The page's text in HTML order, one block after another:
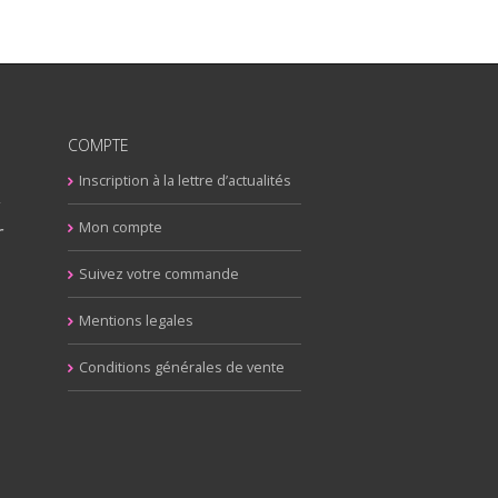
COMPTE
Inscription à la lettre d’actualités
Mon compte
Suivez votre commande
Mentions legales
Conditions générales de vente